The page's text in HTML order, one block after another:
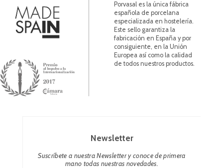
Porvasal es la única fábrica
española de porcelana
especializada en hostelería.
Este sello garantiza la
fabricación en España y por
consiguiente, en la Unión
Europea así como la calidad
de todos nuestros productos.
Newsletter
Suscríbete a nuestra Newsletter y conoce de primera
mano todas nuestras novedades.